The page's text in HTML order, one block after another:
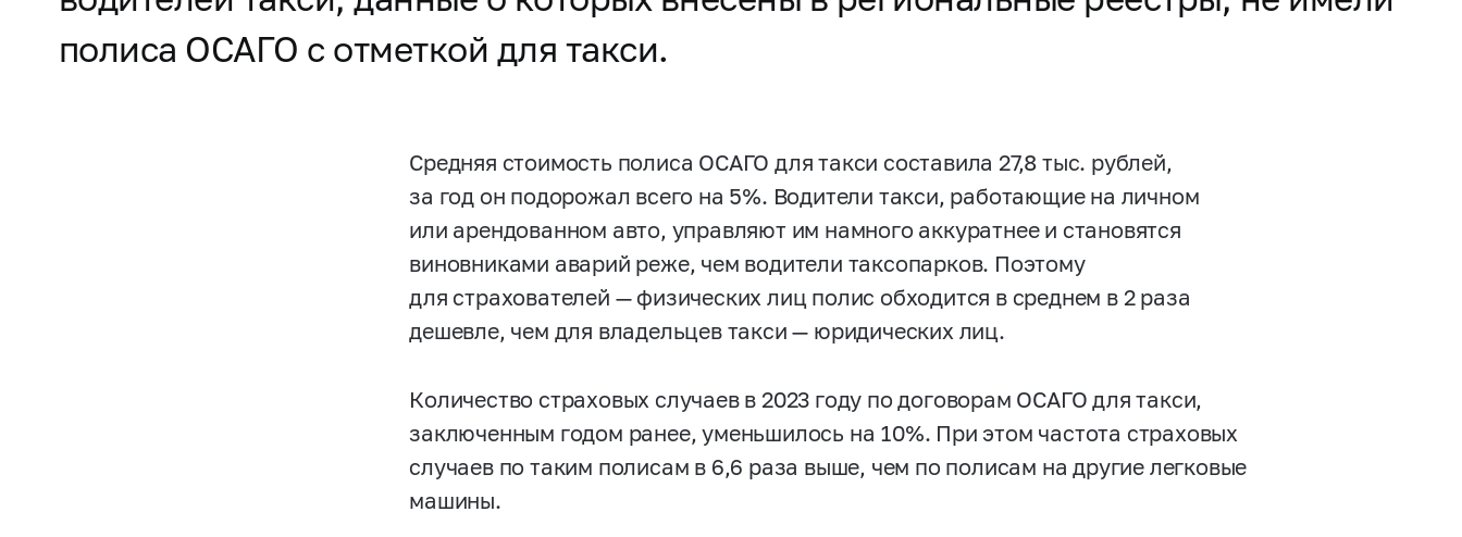
полиса ОСАГО с отметкой для такси.
Средняя стоимость полиса ОСАГО для такси составила 27,8 тыс. рублей,
за год он подорожал всего на 5%. Водители такси, работающие на личном
или арендованном авто, управляют им намного аккуратнее и становятся
виновниками аварий реже, чем водители таксопарков. Поэтому
для страхователей — физических лиц полис обходится в среднем в 2 раза
дешевле, чем для владельцев такси — юридических лиц.
Количество страховых случаев в 2023 году по договорам ОСАГО для такси,
заключенным годом ранее, уменьшилось на 10%. При этом частота страховых
случаев по таким полисам в 6,6 раза выше, чем по полисам на другие легковые
машины.